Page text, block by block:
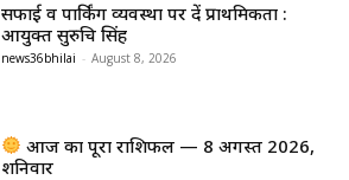
सफाई व पार्किंग व्यवस्था पर दें प्राथमिकता :
आयुक्त सुरुचि सिंह
news36bhilai - August 8, 2026
आज का पूरा राशिफल — 8 अगस्त 2026,
शनिवार